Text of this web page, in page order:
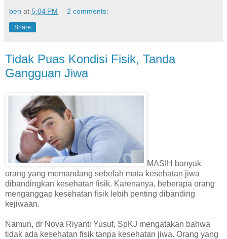
ben at 5:04 PM 2 comments:
Share
Tidak Puas Kondisi Fisik, Tanda
Gangguan Jiwa
MASIH banyak
orang yang memandang sebelah mata kesehatan jiwa
dibandingkan kesehatan fisik. Karenanya, beberapa orang
menganggap kesehatan fisik lebih penting dibanding
kejiwaan.
Namun, dr Nova Riyanti Yusuf, SpKJ mengatakan bahwa
tidak ada kesehatan fisik tanpa kesehatan jiwa. Orang yang